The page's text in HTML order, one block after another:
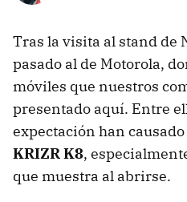
Tras la visita al stand de
pasado al de Motorola,
móviles que nuestros
presentado aquí. Entre
expectación han
KRIZR K8,
que muestra al abrirse.